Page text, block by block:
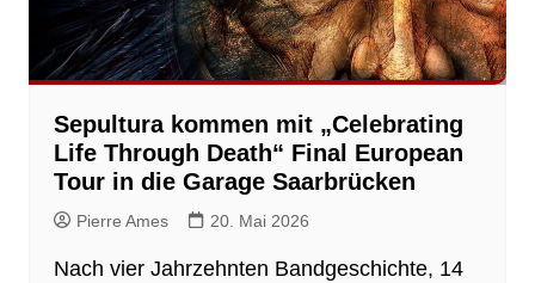
Sepultura kommen mit „Celebrating
Life Through Death“ Final European
Tour in die Garage Saarbrücken
Pierre Ames 20. Mai 2026
Nach vier Jahrzehnten Bandgeschichte, 14